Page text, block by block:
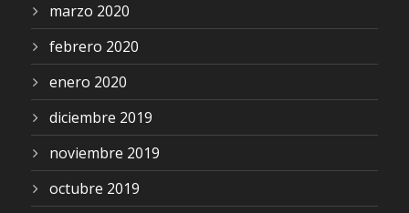
marzo 2020
febrero 2020
enero 2020
diciembre 2019
noviembre 2019
octubre 2019